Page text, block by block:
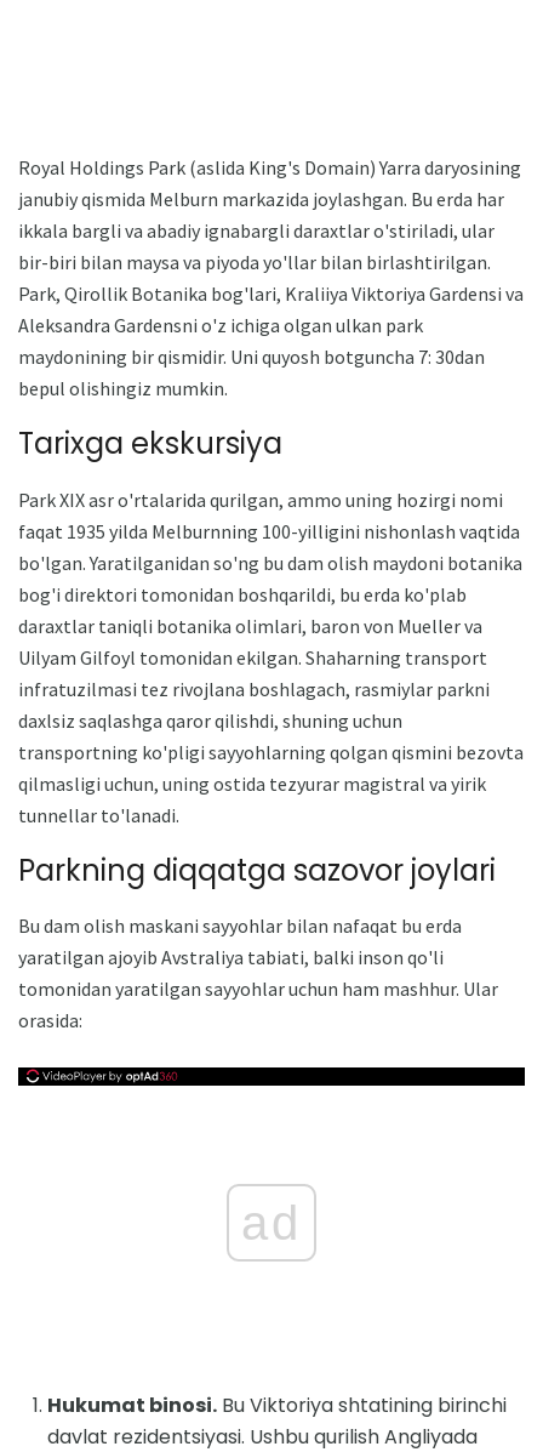
Royal Holdings Park (aslida King's Domain) Yarra daryosining
janubiy qismida Melburn markazida joylashgan. Bu erda har
ikkala bargli va abadiy ignabargli daraxtlar o'stiriladi, ular
bir-biri bilan maysa va piyoda yo'llar bilan birlashtirilgan.
Park, Qirollik Botanika bog'lari, Kraliiya Viktoriya Gardensi va
Aleksandra Gardensni o'z ichiga olgan ulkan park
maydonining bir qismidir. Uni quyosh botguncha 7: 30dan
bepul olishingiz mumkin.
Tarixga ekskursiya
Park XIX asr o'rtalarida qurilgan, ammo uning hozirgi nomi
faqat 1935 yilda Melburnning 100-yilligini nishonlash vaqtida
bo'lgan. Yaratilganidan so'ng bu dam olish maydoni botanika
bog'i direktori tomonidan boshqarildi, bu erda ko'plab
daraxtlar taniqli botanika olimlari, baron von Mueller va
Uilyam Gilfoyl tomonidan ekilgan. Shaharning transport
infratuzilmasi tez rivojlana boshlagach, rasmiylar parkni
daxlsiz saqlashga qaror qilishdi, shuning uchun
transportning ko'pligi sayyohlarning qolgan qismini bezovta
qilmasligi uchun, uning ostida tezyurar magistral va yirik
tunnellar to'lanadi.
Parkning diqqatga sazovor joylari
Bu dam olish maskani sayyohlar bilan nafaqat bu erda
yaratilgan ajoyib Avstraliya tabiati, balki inson qo'li
tomonidan yaratilgan sayyohlar uchun ham mashhur. Ular
orasida:
ad
Hukumat binosi. Bu Viktoriya shtatining birinchi
davlat rezidentsiyasi. Ushbu qurilish Angliyada